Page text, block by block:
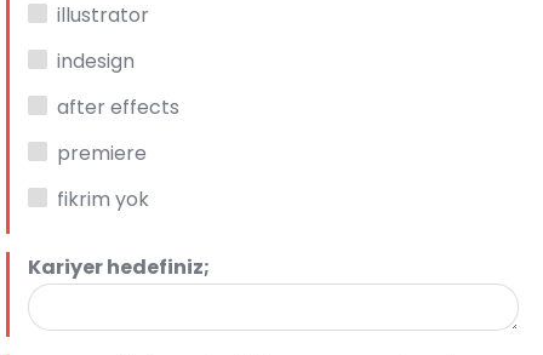
illustrator
indesign
after effects
premiere
fikrim yok
Kariyer hedefiniz;